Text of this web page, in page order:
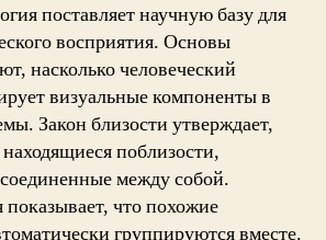
поставляет научную базу для
восприятия. Основы
насколько человеческий
визуальные компоненты в
Закон близости утверждает,
поблизости,
между собой.
что похожие
группируются вместе.